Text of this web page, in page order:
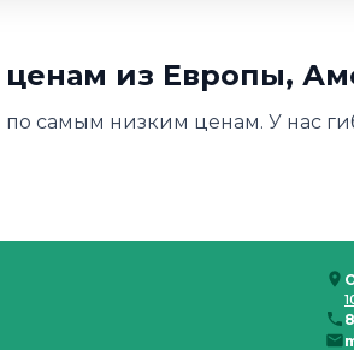
из Европы,
самым низким ценам. У нас